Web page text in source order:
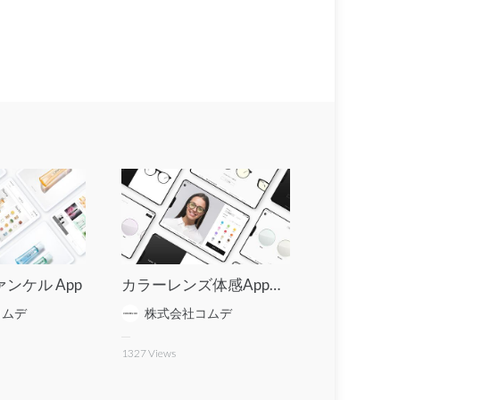
ンケル App
デ
カラーレンズ体感App（AI搭載）
株式会社コムデ
1327Views